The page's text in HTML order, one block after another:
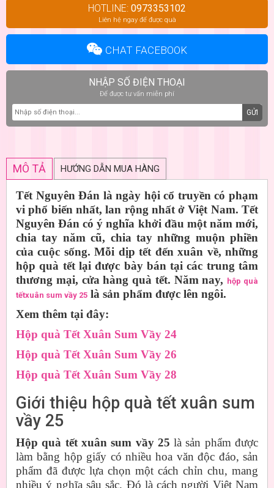
HOTLINE: 0973353102
Liên hệ ngay để được quà
CHAT FACEBOOK
NHẬP SỐ ĐIỆN THOẠI
Để được tư vấn miễn phí
GỬI
MÔ TẢ HƯỚNG DẪN MUA HÀNG
Tết Nguyên Đán là ngày hội cổ truyền có phạm
vi phổ biến nhất, lan rộng nhất ở Việt Nam. Tết
Nguyên Đán có ý nghĩa khởi đầu một năm mới,
chia tay năm cũ, chia tay những muộn phiền
của cuộc sống. Mỗi dịp tết đến xuân về, những
hộp quà tết lại được bày bán tại các trung tâm
thương mại, cửa hàng quà tết. Năm nay, hộp quà
tếtxuân sum vầy 25 là sản phẩm được lên ngôi.
Xem thêm tại đây:
Hộp quà Tết Xuân Sum Vầy 24
Hộp quà Tết Xuân Sum Vầy 26
Hộp quà Tết Xuân Sum Vầy 28
Giới thiệu hộp quà tết xuân sum
vầy 25
Hộp quà tết xuân sum vầy 25 là sản phẩm được
làm bằng hộp giấy có nhiều hoa văn độc đáo, sản
phẩm đã được lựa chọn một cách chỉn chu, mang
nhiều ý nghĩa sâu sắc. Đó là cách người Việt Nam